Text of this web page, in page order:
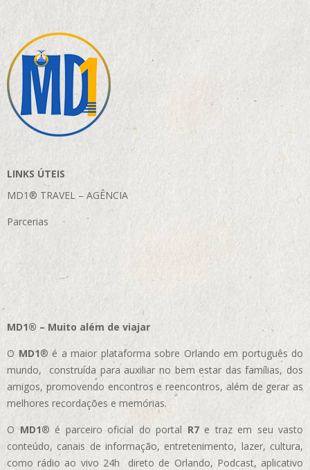
LINKS ÚTEIS
MD1® TRAVEL – AGÊNCIA
Parcerias
MD1® – Muito além de viajar
O MD1® é a maior plataforma sobre Orlando em português do
mundo, construída para auxiliar no bem estar das famílias, dos
amigos, promovendo encontros e reencontros, além de gerar as
melhores recordações e memórias.
OMD1® é parceiro oficial do portal R7e traz em seu vasto
conteúdo, canais de informação, entretenimento, lazer, cultura,
como rádio ao vivo 24h direto de Orlando, Podcast, aplicativo